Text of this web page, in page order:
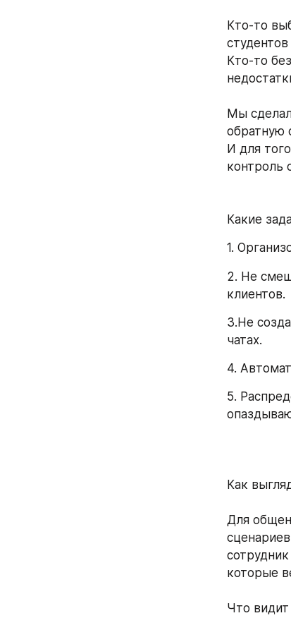
Кто-то
Кто-то
Мы
обратную
И для
контроль
Какие
1.
2. Не
клиентов.
3.Не
чатах.
4.
5.
Как
Для
которые
Что видит